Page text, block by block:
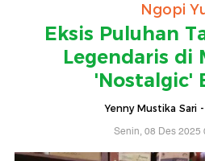
Ngopi
Eksis Puluhan
Legendaris di
'Nostalgic'
Yenny Mustika Sari -
Senin, 08 Des 2025